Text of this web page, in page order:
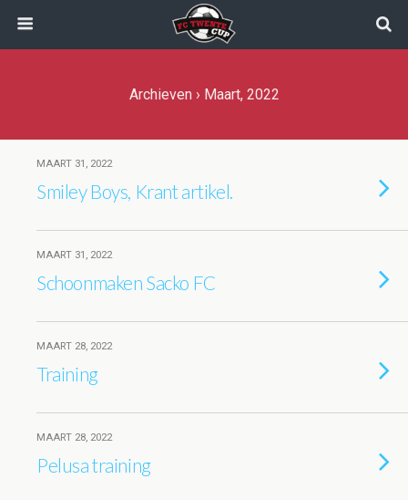
Archieven › Maart, 2022
MAART 31, 2022
Smiley Boys, Krant artikel.
MAART 31, 2022
Schoonmaken Sacko FC
MAART 28, 2022
Training
MAART 28, 2022
Pelusa training